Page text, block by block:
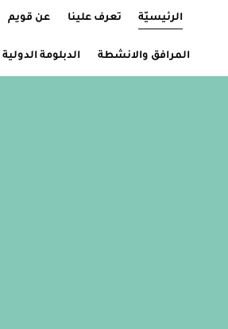
Current Page:
الرئيسيّة تعرف علينا عن قويم
المرافق والانشطة الدبلومة الدولية